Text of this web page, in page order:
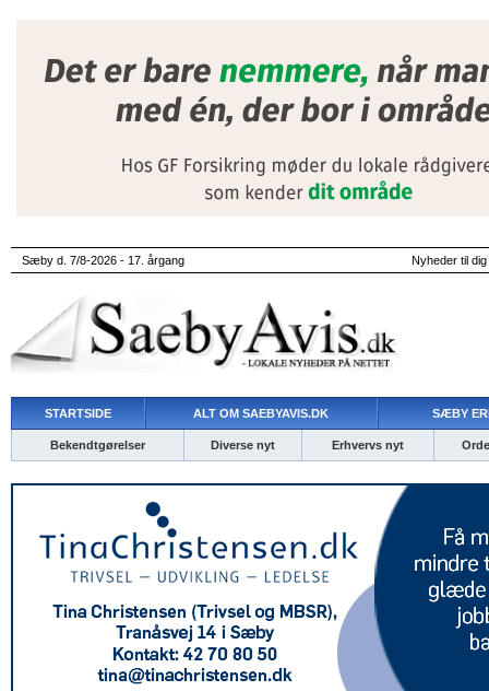
Sæby d. 7/8-2026 - 17. årgang Nyheder til
STARTSIDE ALT OM SAEBYAVIS.DK SÆBY
Bekendtgørelser Diverse nyt Erhvervs nyt